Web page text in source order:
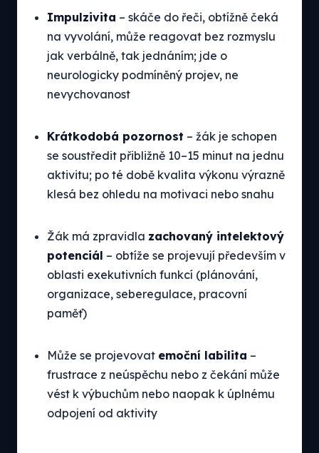
Impulzivita – skáče do řeči, obtížně čeká
na vyvolání, může reagovat bez rozmyslu
jak verbálně, tak jednáním; jde o
neurologicky podmíněný projev, ne
nevychovanost
Krátkodobá pozornost – žák je schopen
se soustředit přibližně 10–15 minut na jednu
aktivitu; po té době kvalita výkonu výrazně
klesá bez ohledu na motivaci nebo snahu
Žák má zpravidla zachovaný intelektový
potenciál – obtíže se projevují především v
oblasti exekutivních funkcí (plánování,
organizace, seberegulace, pracovní
paměť)
Může se projevovat emoční labilita –
frustrace z neúspěchu nebo z čekání může
vést k výbuchům nebo naopak k úplnému
odpojení od aktivity